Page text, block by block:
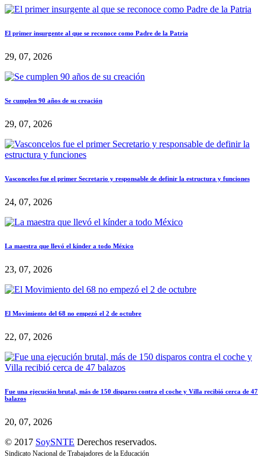
El primer insurgente al que se reconoce como Padre de la Patria
29, 07, 2026
Se cumplen 90 años de su creación
29, 07, 2026
Vasconcelos fue el primer Secretario y responsable de definir la estructura y funciones
24, 07, 2026
La maestra que llevó el kínder a todo México
23, 07, 2026
El Movimiento del 68 no empezó el 2 de octubre
22, 07, 2026
Fue una ejecución brutal, más de 150 disparos contra el coche y Villa recibió cerca de 47
balazos
20, 07, 2026
© 2017 SoySNTE Derechos reservados.
Sindicato Nacional de Trabajadores de la Educación